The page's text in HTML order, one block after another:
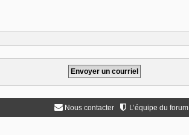
L’équipe du forum
Nous contacter